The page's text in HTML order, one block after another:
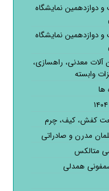
دوازدهمین نمایشگاه
دوازدهمین نمایشگاه
معدنی، راهسازی،
وابسته
ها
کفش، کیف، چرم
مدرن و صادراتی
متالکس
همدلی